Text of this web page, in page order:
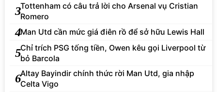
3Tottenham có câu trả lời cho Arsenal vụ Cristian
Romero
4Man Utd cần mức giá điên rồ để sở hữu Lewis Hall
5Chỉ trích PSG tống tiền, Owen kêu gọi Liverpool từ
bỏ Barcola
6Altay Bayindir chính thức rời Man Utd, gia nhập
Celta Vigo